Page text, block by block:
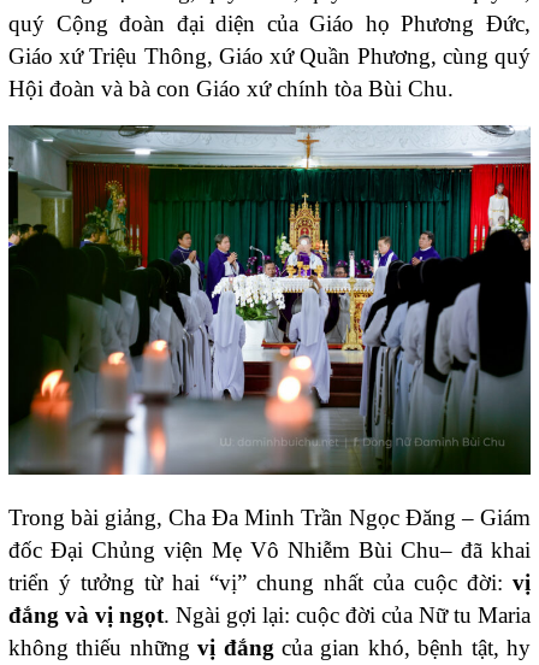
quý Cộng đoàn đại diện của Giáo họ Phương Đức,
Giáo xứ Triệu Thông, Giáo xứ Quần Phương, cùng quý
Hội đoàn và bà con Giáo xứ chính tòa Bùi Chu.
Trong bài giảng, Cha Đa Minh Trần Ngọc Đăng – Giám
đốc Đại Chủng viện Mẹ Vô Nhiễm Bùi Chu– đã khai
triển ý tưởng từ hai “vị” chung nhất của cuộc đời: vị
đắng và vị ngọt. Ngài gợi lại: cuộc đời của Nữ tu Maria
không thiếu nhữngvị đắng của gian khó, bệnh tật, hy